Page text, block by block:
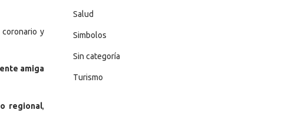
y
amiga
regional,
Salud
Simbolos
Sin categoría
Turismo